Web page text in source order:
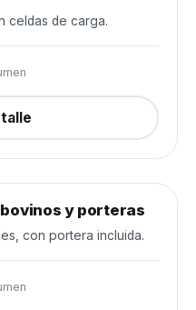
celdas de carga.
Cerrada
y porteras
con portera incluida.